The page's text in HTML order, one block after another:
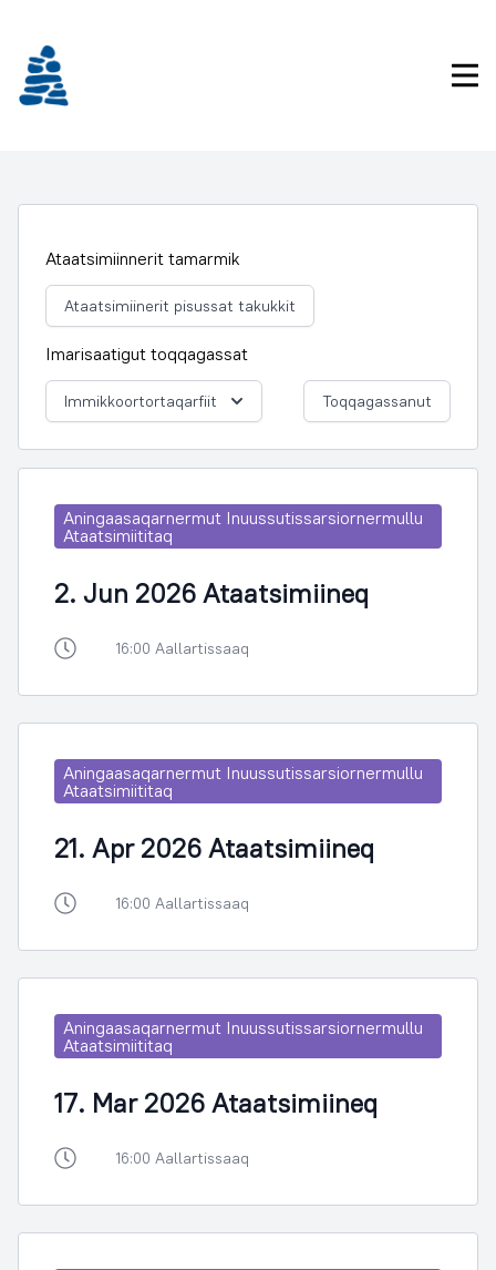
Ataatsimiinnerit tamarmik
Ataatsimiinerit pisussat takukkit
Imarisaatigut toqqagassat
Immikkoortortaqarfiit Toqqagassanut
Aningaasaqarnermut Inuussutissarsiornermullu
Ataatsimiititaq
2. Jun 2026 Ataatsimiineq
16:00 Aallartissaaq
Aningaasaqarnermut Inuussutissarsiornermullu
Ataatsimiititaq
21. Apr 2026 Ataatsimiineq
16:00 Aallartissaaq
Aningaasaqarnermut Inuussutissarsiornermullu
Ataatsimiititaq
17. Mar 2026 Ataatsimiineq
16:00 Aallartissaaq